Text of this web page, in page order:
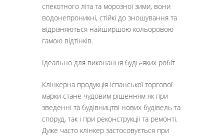
спекотного літа та морозної зими, вони
водонепроникні, стійкі до зношування та
відрізняються найширшою кольоровою
гамою відтінків.
Ідеально для виконання будь-яких робіт
Клінкерна продукція іспанської торгової
марки стане чудовим рішенням як при
зведенні та будівництві нових будівель та
споруд, так і при реконструкції та ремонті.
Дуже часто клінкер застосовується при